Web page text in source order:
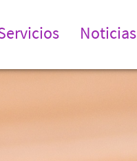
Noticias